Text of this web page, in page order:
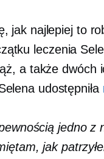
jak najlepiej to
leczenia
a także dwóch
udostępniła
jedno z
jak